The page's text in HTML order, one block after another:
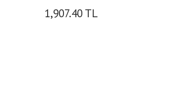
1,907.40 TL